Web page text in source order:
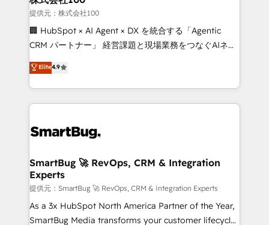
Onboarding: Live in weeks, with workflows built
around your business, not a template. ➤ Migration:
Move from any legacy CRM. Zero downtime, full data
run your revenue process. Sales, marketing, and
service wired together. ➤ AI and Integrations: Layer
tune-ups, feature rollouts, adoption coaching. Buying
HubSpot, switching to it, or reviving a stale portal?
We are built for the work.
提供元：株式会社100
🏢 HubSpot × AI Agent × DX を統合する「Agentic
CRM パートナー」 経営課題と現場業務をつなぐAIネイ
ティブ・エージェンシーとして、HubSpot Eliteの実装
力で顧客フロント業務を再設計します。 💡 100inc は何
をする会社か？ HubSpotを共通基盤に、AIエージェン
トを組み込んだ顧客フロント業務（マーケティング・営
ィブ・エージェンシーです。事業部・グループ会社・部
を、CRMを軸とした全社共通基盤に再構築します。意
思決定者・PMO・現場担当者に並走します。 1️⃣
HubSpot導入・活用支援 顧客データの一元化から、
GTMの見える化・自動化まで。全Hub統合運用、デー
タ品質設計、グループ横断のCRM統合に対応します。
Elite4.9
SmartBug 🚀 RevOps, CRM & Integration
Experts
提供元：SmartBug 🚀 RevOps, CRM & Integration Experts
As a 3x HubSpot North America Partner of the Year,
SmartBug Media transforms your customer lifecycle